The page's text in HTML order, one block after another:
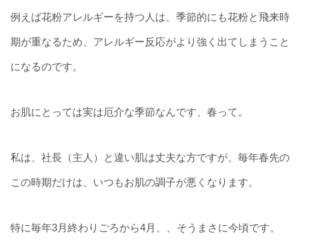
例えば花粉アレルギーを持つ人は、季節的にも花粉と飛来時
期が重なるため、アレルギー反応がより強く出てしまうこと
になるのです。
お肌にとっては実は厄介な季節なんです、春って。
私は、社長（主人）と違い肌は丈夫な方ですが、毎年春先の
この時期だけは、いつもお肌の調子が悪くなります。
特に毎年3月終わりごろから4月、、そうまさに今頃です。